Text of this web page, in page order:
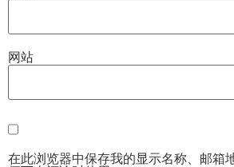
网站
在此浏览器中保存我的显示名称、邮箱